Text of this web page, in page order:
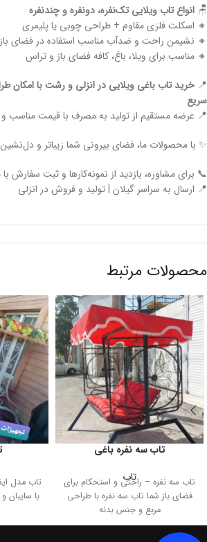
🪑 انواع تاب ویلایی تک‌نفره، دونفره و چندنفره
🔸 اسکلت فلزی مقاوم + طراحی چوبی یا پلیمری
🔸 نشیمن راحت و ضدآب مناسب استفاده در فضای باز
🔸 مناسب برای ویلا، باغ، کافه فضای باز و تراس
📍 خرید تاب باغی ویلایی در انزلی و رشت با امکان
سریع
📍 عرضه مستقیم از تولید به مصرف با قیمت مناسب و
✨ با محصولات ما، فضای بیرونی شما زیباتر و
📞 برای مشاوره، بازدید از نمونه‌کارها و ثبت سفارش
📍 ارسال به سراسر گیلان | تولید و فروش در انزلی
محصولات مرتبط
تاب سه نفره باغی
تاب
تاب سه نفره – راحتی و استحکام برای
فضای باز شما تاب سه نفره با طراحی
مربع و جنس بدنه
با